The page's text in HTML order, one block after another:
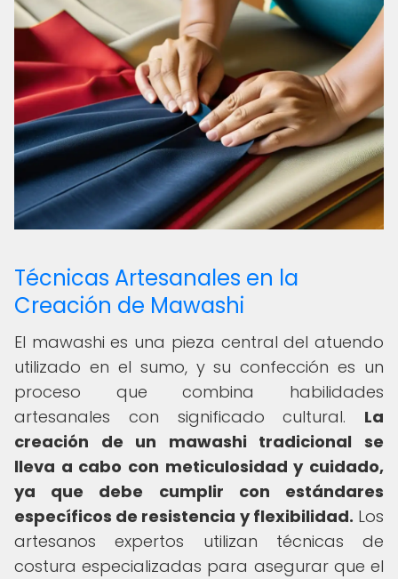
Técnicas Artesanales en la
Creación de Mawashi
El mawashi es una pieza central del atuendo
utilizado en el sumo, y su confección es un
proceso que combina habilidades
artesanales con significado cultural. La
creación de un mawashi tradicional se
lleva a cabo con meticulosidad y cuidado,
ya que debe cumplir con estándares
específicos de resistencia y flexibilidad. Los
artesanos expertos utilizan técnicas de
costura especializadas para asegurar que el